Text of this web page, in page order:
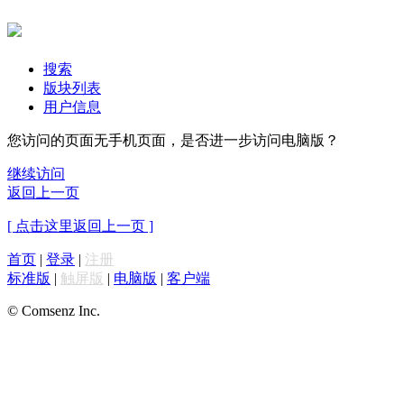
搜索
版块列表
用户信息
您访问的页面无手机页面，是否进一步访问电脑版？
继续访问
返回上一页
[ 点击这里返回上一页 ]
首页 | 登录 | 注册
标准版 | 触屏版 | 电脑版 | 客户端
© Comsenz Inc.